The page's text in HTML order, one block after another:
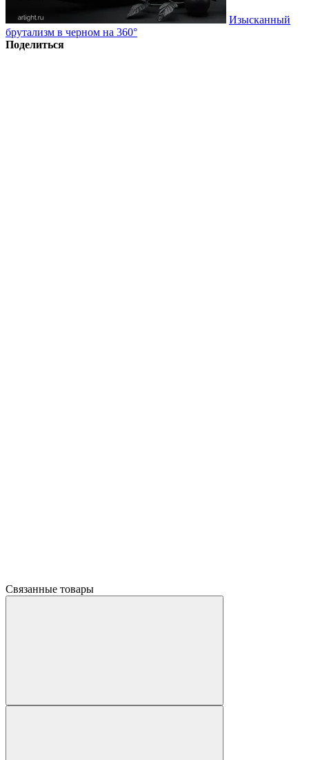
Изысканный
брутализм в черном на 360°
Поделиться
Связанные товары